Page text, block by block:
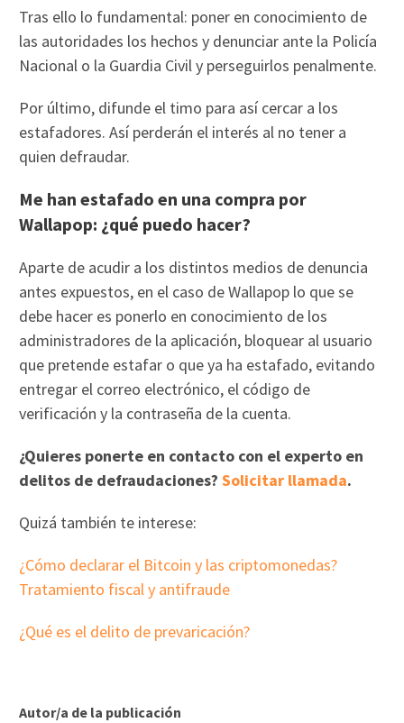
Tras ello lo fundamental: poner en conocimiento de
las autoridades los hechos y denunciar ante la Policía
Nacional o la Guardia Civil y perseguirlos penalmente.
Por último, difunde el timo para así cercar a los
estafadores. Así perderán el interés al no tener a
quien defraudar.
Me han estafado en una compra por
Wallapop: ¿qué puedo hacer?
Aparte de acudir a los distintos medios de denuncia
antes expuestos, en el caso de Wallapop lo que se
debe hacer es ponerlo en conocimiento de los
administradores de la aplicación, bloquear al usuario
que pretende estafar o que ya ha estafado, evitando
entregar el correo electrónico, el código de
verificación y la contraseña de la cuenta.
¿Quieres ponerte en contacto con el experto en
delitos de defraudaciones?Solicitar llamada.
Quizá también te interese:
¿Cómo declarar el Bitcoin y las criptomonedas?
Tratamiento fiscal y antifraude
¿Qué es el delito de prevaricación?
Autor/a de la publicación